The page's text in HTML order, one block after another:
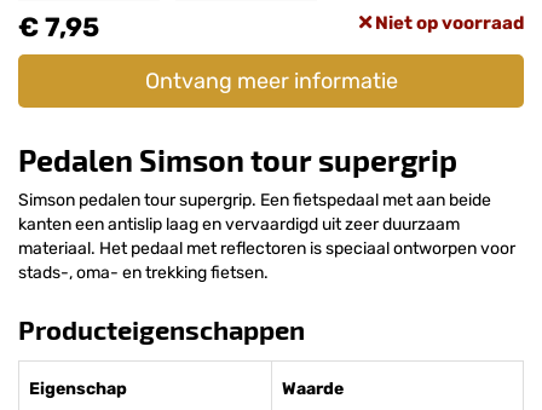
€ 7,95 Niet op voorraad
Ontvang meer informatie
Pedalen Simson tour supergrip
Simson pedalen tour supergrip. Een fietspedaal met aan beide
kanten een antislip laag en vervaardigd uit zeer duurzaam
materiaal. Het pedaal met reflectoren is speciaal ontworpen voor
stads-, oma- en trekking fietsen.
Producteigenschappen
Eigenschap Waarde